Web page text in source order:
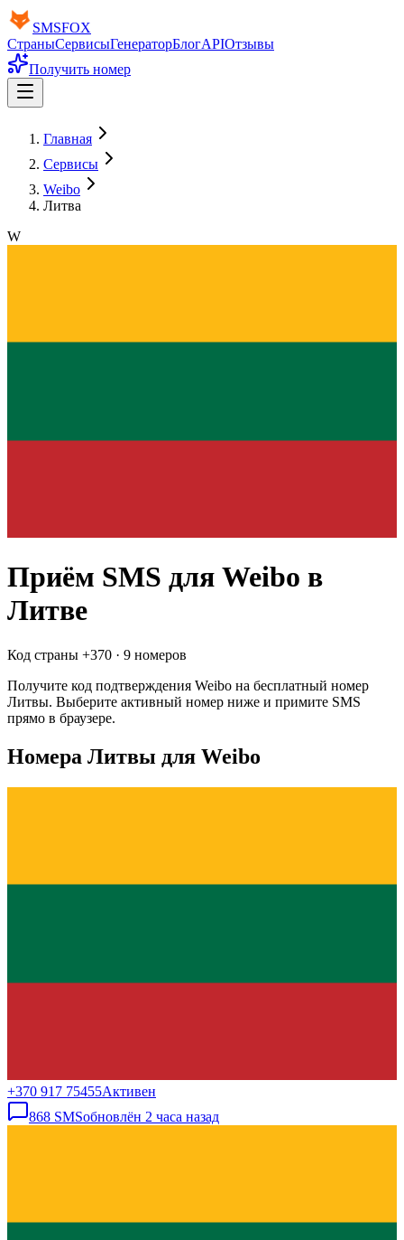
SMSFOX
СтраныСервисыГенераторБлогAPIОтзывы
Получить номер
Главная
Сервисы
Weibo
Литва
W
Приём SMS для Weibo в
Литве
Код страны +370 · 9 номеров
Получите код подтверждения Weibo на бесплатный номер
Литвы. Выберите активный номер ниже и примите SMS
прямо в браузере.
Номера Литвы для Weibo
+370 917 75455Активен
868 SMSобновлён 2 часа назад